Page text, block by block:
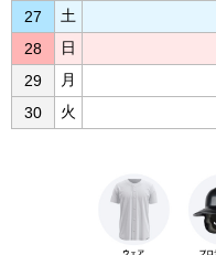
27
土
28
日
29
月
30
火